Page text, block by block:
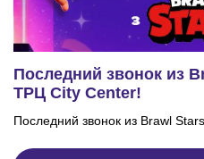
Последний звонок из
ТРЦ City Center!
Последний звонок из Brawl